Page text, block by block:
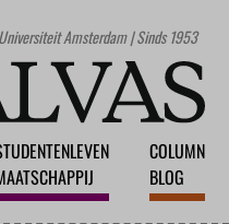
Amsterdam | Sinds 1953
COLUMN
BLOG